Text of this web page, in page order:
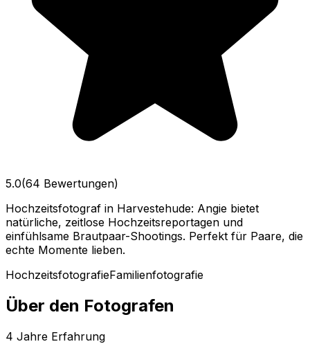
5.0(64 Bewertungen)
Hochzeitsfotograf in Harvestehude: Angie bietet
natürliche, zeitlose Hochzeitsreportagen und
einfühlsame Brautpaar-Shootings. Perfekt für Paare, die
echte Momente lieben.
HochzeitsfotografieFamilienfotografie
Über den Fotografen
4 Jahre Erfahrung